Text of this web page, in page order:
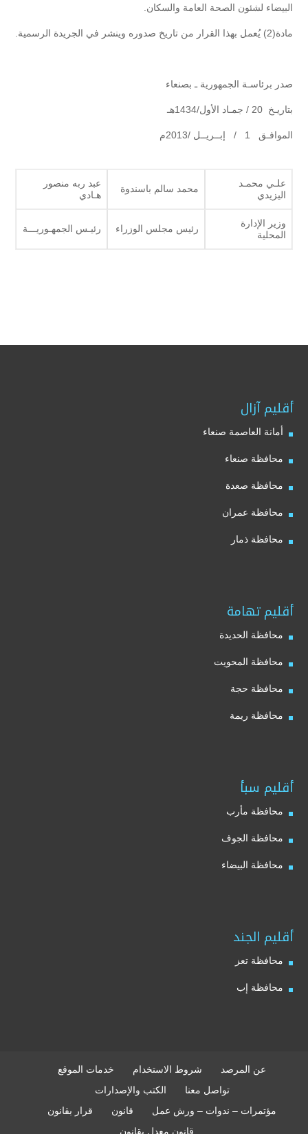
البيضاء لشئون الصحة العامة والسكان.
مادة(2) يُعمل بهذا القرار من تاريخ صدوره وينشر في الجريدة الرسمية.
صدر برئاسـة الجمهورية ـ بصنعاء
بتاريـخ 20 / جمـاد الأول/1434هـ
الموافـق 1 / إبــريــل /2013م
علـي محمـد
اليزيدي
محمد سالم باسندوة
عبد ربه منصور
هـادي
وزير الإدارة
المحلية
رئيس مجلس الوزراء رئيـس الجمهـوريـــة
أقليم آزال
أمانة العاصمة صنعاء
محافظة صنعاء
محافظة صعدة
محافظة عمران
محافظة ذمار
أقليم تهامة
محافظة الحديدة
محافظة المحويت
محافظة حجة
محافظة ريمة
أقليم سبأ
محافظة مأرب
محافظة الجوف
محافظة البيضاء
أقليم الجند
محافظة تعز
محافظة إب
عن المرصد شروط الاستخدام
خدمات الموقع
تواصل معنا
الكتب والإصدارات
مؤتمرات – ندوات – ورش عمل
قانون
قرار بقانون
قانون معدل بقانون